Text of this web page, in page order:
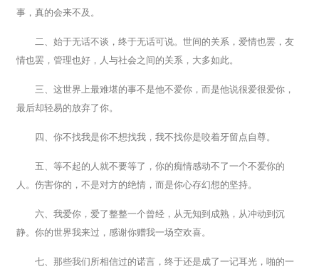
事，真的会来不及。
二、始于无话不谈，终于无话可说。世间的关系，爱情也罢，友
情也罢，管理也好，人与社会之间的关系，大多如此。
三、这世界上最难堪的事不是他不爱你，而是他说很爱很爱你，
最后却轻易的放弃了你。
四、你不找我是你不想找我，我不找你是咬着牙留点自尊。
五、等不起的人就不要等了，你的痴情感动不了一个不爱你的
人。伤害你的，不是对方的绝情，而是你心存幻想的坚持。
六、我爱你，爱了整整一个曾经，从无知到成熟，从冲动到沉
静。你的世界我来过，感谢你赠我一场空欢喜。
七、那些我们所相信过的诺言，终于还是成了一记耳光，啪的一